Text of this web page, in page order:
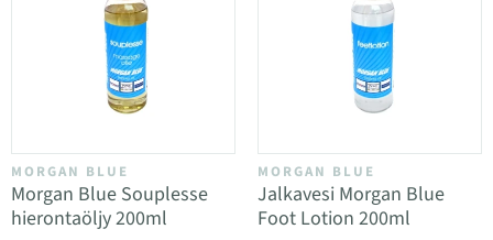
MORGAN BLUE
Morgan Blue Souplesse
hierontaöljy 200ml
MORGAN BLUE
Jalkavesi Morgan Blue
Foot Lotion 200ml